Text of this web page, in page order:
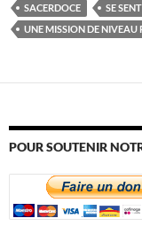
SACERDOCE
SE
UNE MISSION DE NIVEAU
POUR SOUTENIR